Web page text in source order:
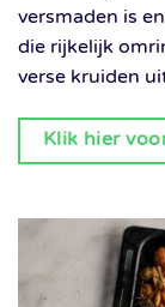
versmaden is
die rijkelijk
verse kruiden
Klik hier